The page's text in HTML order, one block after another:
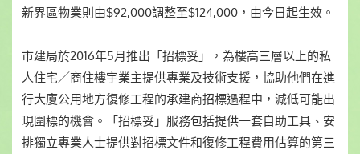
新界區物業則由$92,000調整至$124,000，由今日起生效。
市建局於2016年5月推出「招標妥」，為樓高三層以上的私
人住宅／商住樓宇業主提供專業及技術支援，協助他們在進
行大廈公用地方復修工程的承建商招標過程中，減低可能出
現圍標的機會。「招標妥」服務包括提供一套自助工具、安
排獨立專業人士提供對招標文件和復修工程費用估算的第三